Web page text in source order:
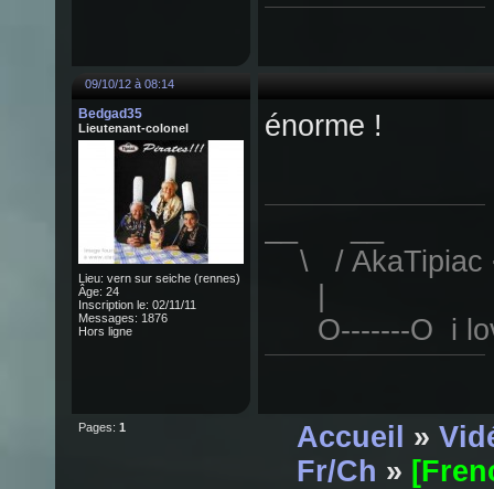
09/10/12 à 08:14
Bedgad35
Lieutenant-colonel
Lieu: vern sur seiche (rennes)
Âge: 24
Inscription le: 02/11/11
Messages: 1876
Hors ligne
énorme !
\ / AkaTipiac
O-------O i
Pages: 1 Accueil »
Fr/Ch »